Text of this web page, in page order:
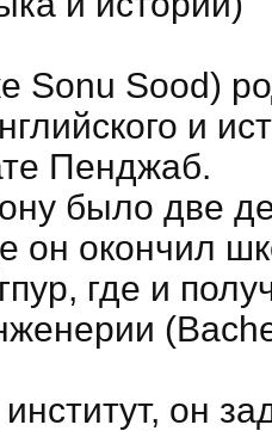
Sonu Sood)
и
Пенджаб.
было две
он окончил
где и
он